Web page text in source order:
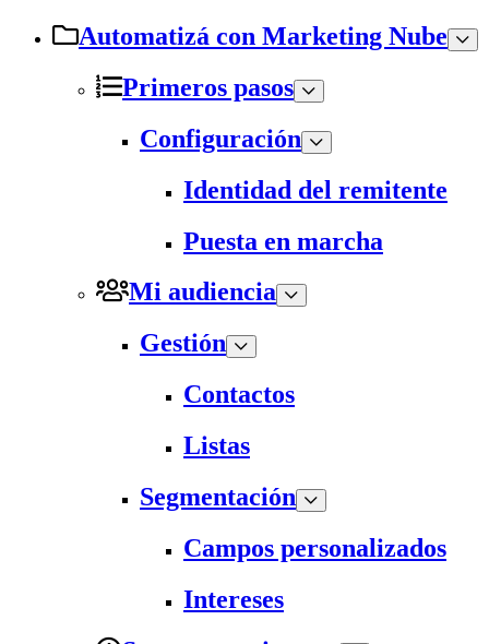
Automatizá con Marketing Nube
Primeros pasos
Configuración
Identidad del remitente
Puesta en marcha
Mi audiencia
Gestión
Contactos
Listas
Segmentación
Campos personalizados
Intereses